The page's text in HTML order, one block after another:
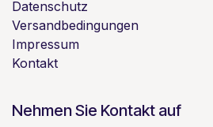
Datenschutz
Versandbedingungen
Impressum
Kontakt
Nehmen Sie Kontakt auf